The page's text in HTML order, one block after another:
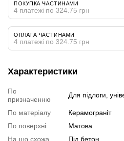
ПОКУПКА ЧАСТИНАМИ
4 платежі по 324.75 грн
ОПЛАТА ЧАСТИНАМИ
4 платежі по 324.75 грн
Характеристики
По
призначенню
Для підлоги,
По матеріалу
Керамограніт
По поверхні
Матова
На що схожа
Під бетон